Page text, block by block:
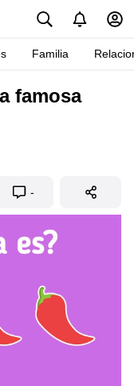
Familia
famosa
-